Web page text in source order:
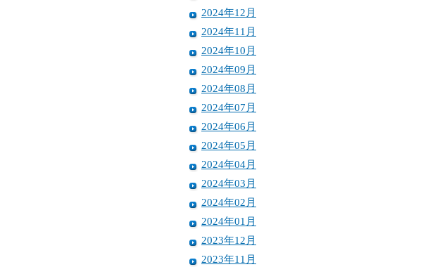
2024年12月
2024年11月
2024年10月
2024年09月
2024年08月
2024年07月
2024年06月
2024年05月
2024年04月
2024年03月
2024年02月
2024年01月
2023年12月
2023年11月